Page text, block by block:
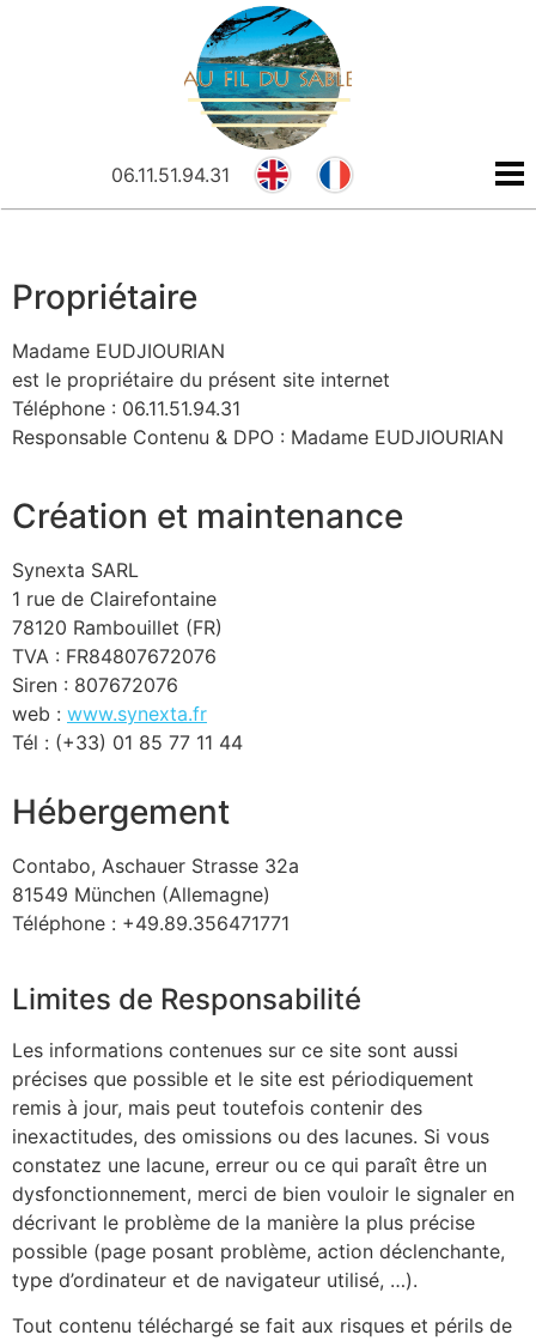
Panneau de gestion des cookies
06.11.51.94.31
E
N
F
R
Propriétaire
Madame EUDJIOURIAN
est le propriétaire du présent site internet
Téléphone : 06.11.51.94.31
Responsable Contenu & DPO : Madame EUDJIOURIAN
Création et maintenance
Synexta SARL
1 rue de Clairefontaine
78120 Rambouillet (FR)
TVA : FR84807672076
Siren : 807672076
web : www.synexta.fr
Tél : (+33) 01 85 77 11 44
Hébergement
Contabo, Aschauer Strasse 32a
81549 München (Allemagne)
Téléphone : +49.89.356471771
Limites de Responsabilité
Les informations contenues sur ce site sont aussi
précises que possible et le site est périodiquement
remis à jour, mais peut toutefois contenir des
inexactitudes, des omissions ou des lacunes. Si vous
constatez une lacune, erreur ou ce qui paraît être un
dysfonctionnement, merci de bien vouloir le signaler en
décrivant le problème de la manière la plus précise
possible (page posant problème, action déclenchante,
type d’ordinateur et de navigateur utilisé, …).
Tout contenu téléchargé se fait aux risques et périls de